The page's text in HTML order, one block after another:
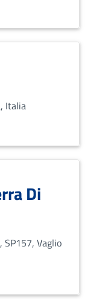
ADIPISCING
Italia
ADIPISCING
Di
SP157, Vaglio
ADIPISCING